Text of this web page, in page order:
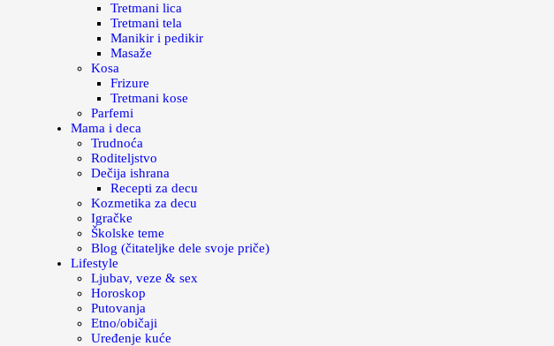
Tretmani lica
Tretmani tela
Manikir i pedikir
Masaže
Kosa
Frizure
Tretmani kose
Parfemi
Mama i deca
Trudnoća
Roditeljstvo
Dečija ishrana
Recepti za decu
Kozmetika za decu
Igračke
Školske teme
Blog (čitateljke dele svoje priče)
Lifestyle
Ljubav, veze & sex
Horoskop
Putovanja
Etno/običaji
Uređenje kuće